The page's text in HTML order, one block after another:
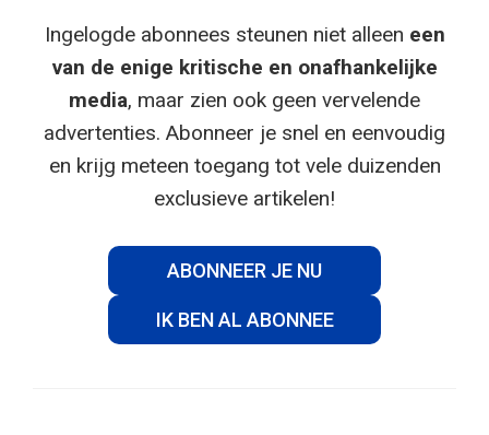
Ingelogde abonnees steunen niet alleen een
van de enige kritische en onafhankelijke
media, maar zien ook geen vervelende
advertenties. Abonneer je snel en eenvoudig
en krijg meteen toegang tot vele duizenden
exclusieve artikelen!
ABONNEER JE NU
IK BEN AL ABONNEE